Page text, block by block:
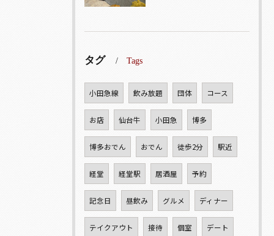
タグ Tags
小田急線 飲み放題 団体 コース
お店 仙台牛 小田急 博多
博多おでん おでん 徒歩2分 駅近
経堂 経堂駅 居酒屋 予約
記念日 昼飲み グルメ ディナー
テイクアウト 接待 個室 デート